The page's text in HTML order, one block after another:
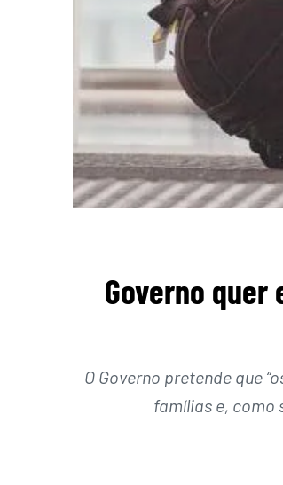
Governo
O Governo pretende que
famílias e, como